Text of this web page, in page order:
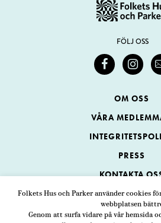
Folkets Hus och Parker använder cookies
webbplatsen
Genom att surfa vidare på vår hemsida
FÖLJ OSS
OM OSS
VÅRA
PRESS
KONTAKTA
Folkets Hus och